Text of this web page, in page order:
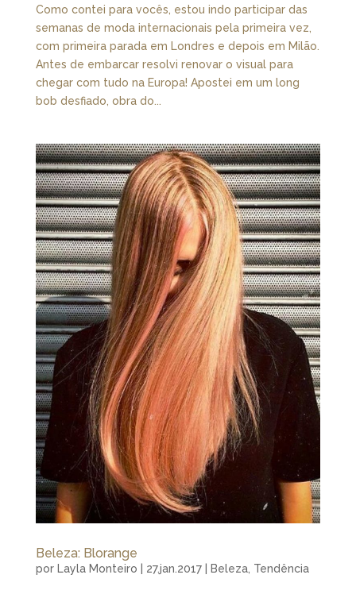
Como contei para vocês, estou indo participar das
semanas de moda internacionais pela primeira vez,
com primeira parada em Londres e depois em Milão.
Antes de embarcar resolvi renovar o visual para
chegar com tudo na Europa! Apostei em um long
bob desfiado, obra do...
Beleza: Blorange
por Layla Monteiro 27.jan.2017| Beleza, Tendência